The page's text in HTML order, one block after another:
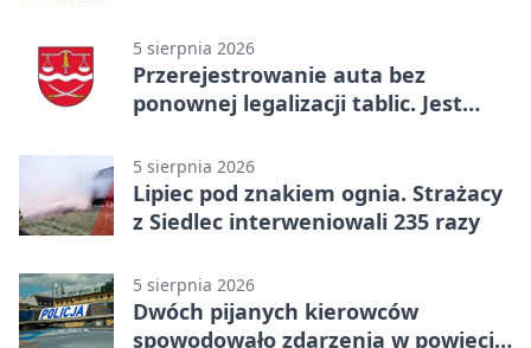
5 sierpnia 2026
Przerejestrowanie auta bez
ponownej legalizacji tablic. Jest
5 sierpnia 2026
Lipiec pod znakiem ognia. Strażacy
z Siedlec interweniowali 235 razy
5 sierpnia 2026
Dwóch pijanych kierowców
spowodowało zdarzenia w powiecie